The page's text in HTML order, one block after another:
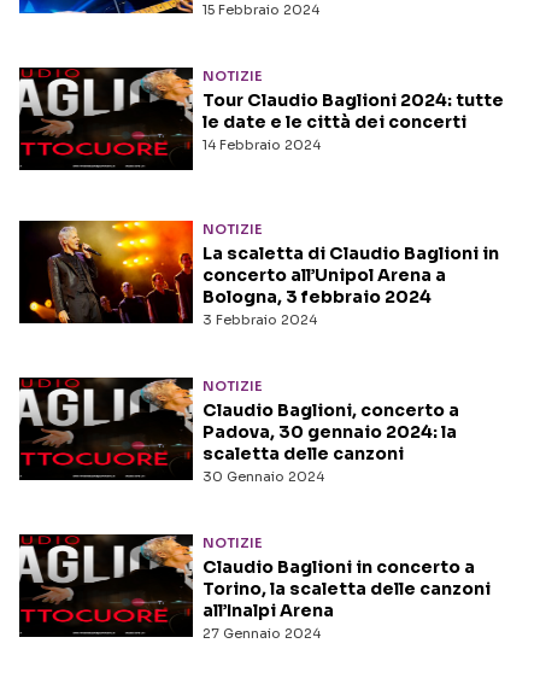
15 Febbraio 2024
NOTIZIE
14 Febbraio 2024
Tour Claudio Baglioni 2024: tutte
le date e le città dei concerti
NOTIZIE
3 Febbraio 2024
La scaletta di Claudio Baglioni in
concerto all’Unipol Arena a
Bologna, 3 febbraio 2024
NOTIZIE
30 Gennaio 2024
Claudio Baglioni, concerto a
Padova, 30 gennaio 2024: la
scaletta delle canzoni
NOTIZIE
27 Gennaio 2024
Claudio Baglioni in concerto a
Torino, la scaletta delle canzoni
all’Inalpi Arena